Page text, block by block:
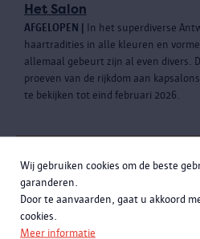
Wij gebruiken cookies om de beste
garanderen.
Door te aanvaarden, gaat u akkoord
cookies.
Meer informatie
Het Salon
AFGELOPEN |
In het superdiverse
haartradities in alle kleuren en
allemaal gebeurt zijn al even divers.
proeven van de rijkdom aan
te bekijken tot eind februari 2026.